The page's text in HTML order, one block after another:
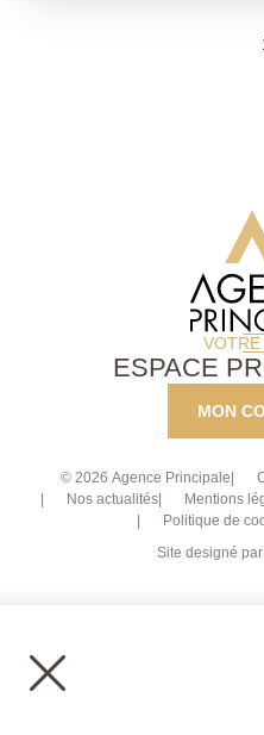
Diagnostics en cours.
VOTRE
ESPACE
MON
© 2026 Agence Principale
Nos actualités
Mentions
Politique de
Site designé par